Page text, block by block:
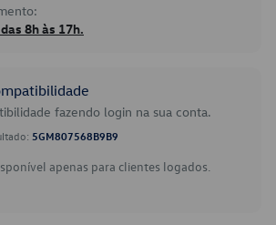
8h às 17h.
fazendo login na sua conta.
5GM807568B9B9
apenas para clientes logados.